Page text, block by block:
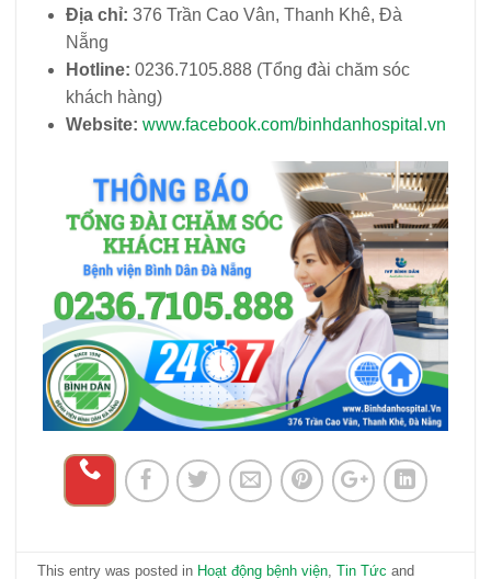
Địa chỉ: 376 Trần Cao Vân, Thanh Khê, Đà
Nẵng
Hotline: 0236.7105.888 (Tổng đài chăm sóc
khách hàng)
Website: www.facebook.com/binhdanhospital.vn
This entry was posted in Hoạt động bệnh viện ,Tin Tức and